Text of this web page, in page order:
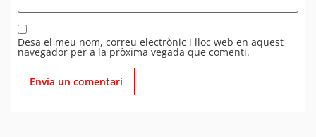
Desa el meu nom, correu electrònic i lloc web en aquest
navegador per a la pròxima vegada que comenti.